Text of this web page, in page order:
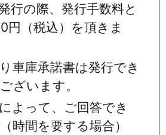
行の際、発行手数料と
円（税込）を頂きま
車庫承諾書は発行でき
ざいます。
よって、ご回答でき
時間を要する場合）